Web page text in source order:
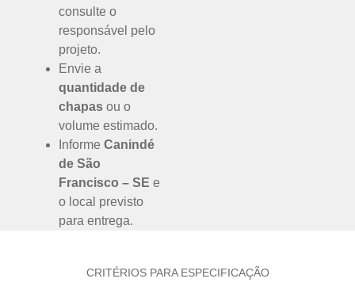
consulte o
responsável pelo
projeto.
Envie a
quantidade de
chapas ou o
volume estimado.
Informe Canindé
de São
Francisco – SE e
o local previsto
para entrega.
CRITÉRIOS PARA ESPECIFICAÇÃO